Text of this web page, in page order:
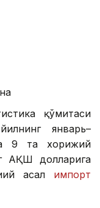
қўмитаси
январь–
9 та хорижий
АҚШ долларига
асал импорт